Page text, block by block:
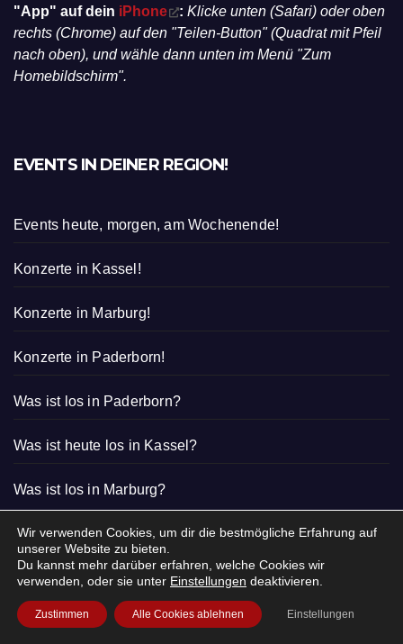
"App" auf dein iPhone : Klicke unten (Safari) oder oben
rechts (Chrome) auf den "Teilen-Button" (Quadrat mit Pfeil
nach oben), und wähle dann unten im Menü "Zum
Homebildschirm".
EVENTS IN DEINER REGION!
Events heute, morgen, am Wochenende!
Konzerte in Kassel!
Konzerte in Marburg!
Konzerte in Paderborn!
Was ist los in Paderborn?
Was ist heute los in Kassel?
Was ist los in Marburg?
Wir verwenden Cookies, um dir die bestmögliche Erfahrung auf
unserer Website zu bieten.
Du kannst mehr darüber erfahren, welche Cookies wir
verwenden, oder sie unter Einstellungen deaktivieren.
Zustimmen Alle Cookies ablehnen Einstellungen